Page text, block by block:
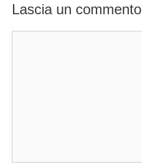
Lascia un commento